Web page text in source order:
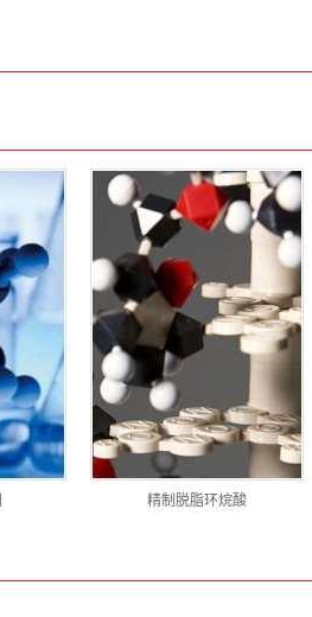
精制脱脂环烷酸